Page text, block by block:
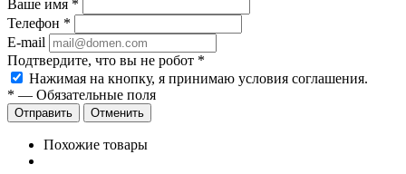
Ваше имя *
Телефон *
E-mail
Подтвердите, что вы не робот *
Нажимая на кнопку, я принимаю условия соглашения.
* — Обязательные поля
Отправить Отменить
Похожие товары